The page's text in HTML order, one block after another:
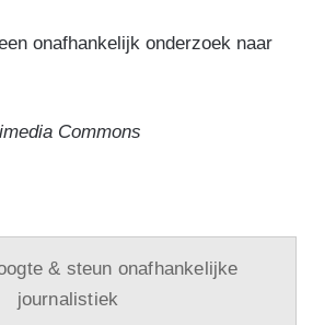
onafhankelijk onderzoek naar
Commons
& steun onafhankelijke
journalistiek